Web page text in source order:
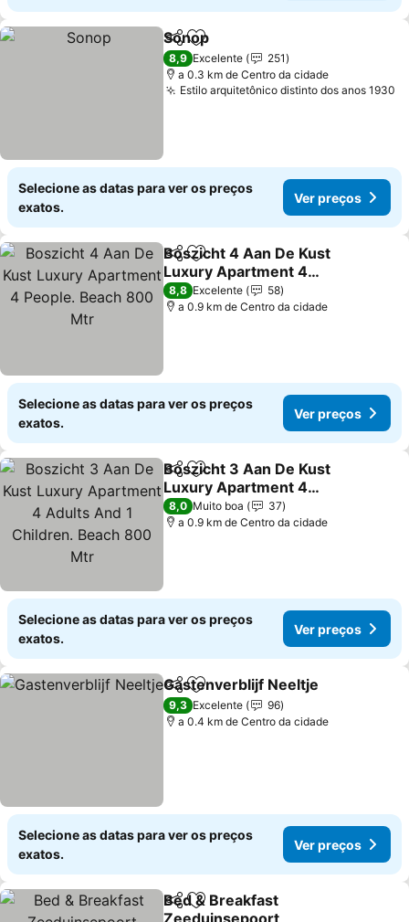
PartilharAdicionar aos favoritos
Sonop
8,9 Excelente
251
a 0.3 km de Centro da cidade
Estilo arquitetônico distinto dos anos 1930
Selecione as datas para ver os preços
exatos.
Ver preços
PartilharAdicionar aos favoritos
Boszicht 4 Aan De Kust
Luxury Apartment 4
People. Beach 800 Mtr
8,8 Excelente
58
a 0.9 km de Centro da cidade
Selecione as datas para ver os preços
exatos.
Ver preços
PartilharAdicionar aos favoritos
Boszicht 3 Aan De Kust
Luxury Apartment 4
Adults And 1 Children.
Beach 800 Mtr
8,0 Muito boa
37
a 0.9 km de Centro da cidade
Selecione as datas para ver os preços
exatos.
Ver preços
PartilharAdicionar aos favoritos
Gastenverblijf Neeltje
9,3 Excelente
96
a 0.4 km de Centro da cidade
Selecione as datas para ver os preços
exatos.
Ver preços
PartilharAdicionar aos favoritos
Bed & Breakfast
Zeeduinsepoort